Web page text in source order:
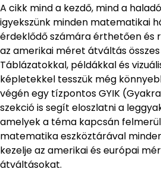
A cikk mind a kezdő, mind a
igyekszünk minden matematikai
érdeklődő számára érthetően és
az amerikai méret átváltás
Táblázatokkal, példákkal és
képletekkel tesszük még
végén egy tízpontos GYIK
szekció is segít eloszlatni a
amelyek a téma kapcsán
matematika eszköztárával
kezelje az amerikai és európai
átváltásokat.